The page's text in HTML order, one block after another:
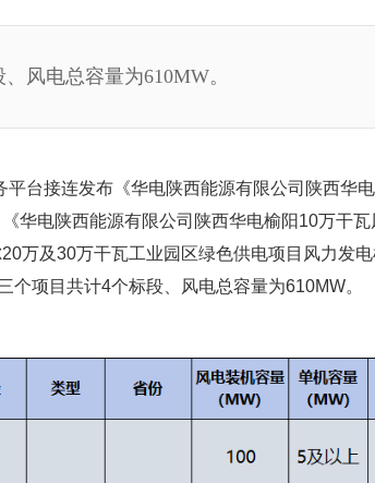
风电总容量为610MW。
接连发布《华电陕西能源有限公司陕西华
华电陕西能源有限公司陕西华电榆阳10万干
万及30万干瓦工业园区绿色供电项目风力发
项目共计4个标段、风电总容量为610MW。